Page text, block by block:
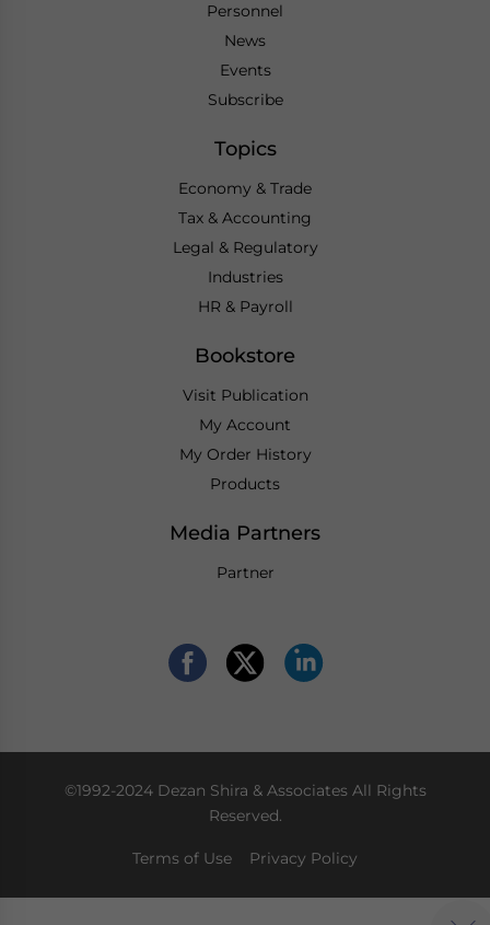
Personnel
News
Events
Subscribe
Topics
Economy & Trade
Tax & Accounting
Legal & Regulatory
Industries
HR & Payroll
Bookstore
Visit Publication
My Account
My Order History
Products
Media Partners
Partner
©1992-2024 Dezan Shira & Associates All Rights
Reserved.
Terms of Use Privacy Policy